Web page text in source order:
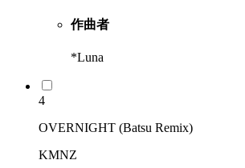
作曲者
*Luna
4
OVERNIGHT (Batsu Remix)
KMNZ